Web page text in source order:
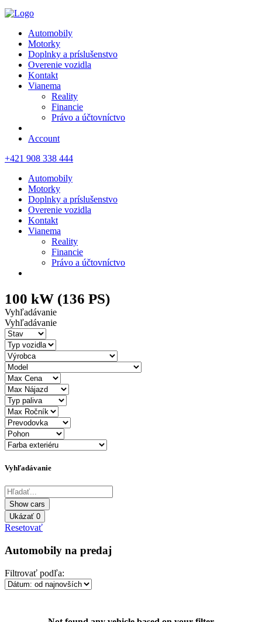
Automobily
Motorky
Doplnky a príslušenstvo
Overenie vozidla
Kontakt
Vianema
Reality
Financie
Právo a účtovníctvo
Account
+421 908 338 444
Automobily
Motorky
Doplnky a príslušenstvo
Overenie vozidla
Kontakt
Vianema
Reality
Financie
Právo a účtovníctvo
100 kW (136 PS)
Vyhľadávanie
Vyhľadávanie
Vyhľadávanie
Ukázať 0
Resetovať
Automobily na predaj
Filtrovať podľa: